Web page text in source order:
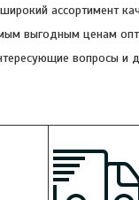
ассортимент
выгодным ценам
вопросы и